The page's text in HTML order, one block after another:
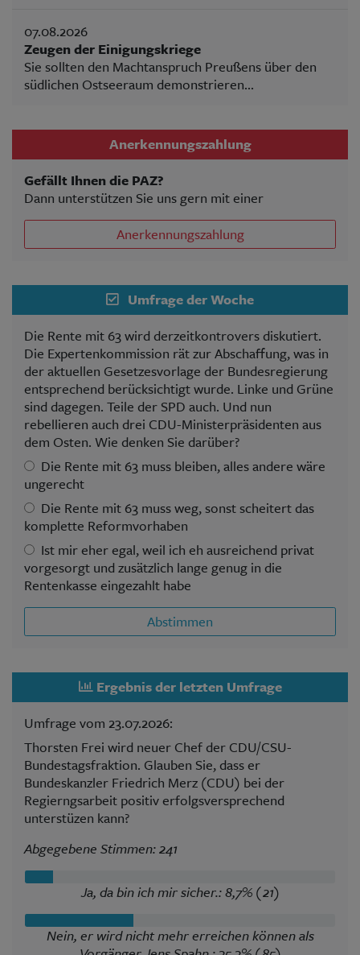
07.08.2026
Zeugen der Einigungskriege
Sie sollten den Machtanspruch Preußens über den
südlichen Ostseeraum demonstrieren...
Anerkennungszahlung
Gefällt Ihnen die PAZ?
Dann unterstützen Sie uns gern mit einer
Anerkennungszahlung
Umfrage der Woche
Die Rente mit 63 wird derzeitkontrovers diskutiert.
Die Expertenkommission rät zur Abschaffung, was in
der aktuellen Gesetzesvorlage der Bundesregierung
entsprechend berücksichtigt wurde. Linke und Grüne
sind dagegen. Teile der SPD auch. Und nun
rebellieren auch drei CDU-Ministerpräsidenten aus
dem Osten. Wie denken Sie darüber?
Die Rente mit 63 muss bleiben, alles andere wäre
ungerecht
Die Rente mit 63 muss weg, sonst scheitert das
komplette Reformvorhaben
Ist mir eher egal, weil ich eh ausreichend privat
vorgesorgt und zusätzlich lange genug in die
Rentenkasse eingezahlt habe
Abstimmen
Ergebnis der letzten Umfrage
Umfrage vom 23.07.2026:
Thorsten Frei wird neuer Chef der CDU/CSU-
Bundestagsfraktion. Glauben Sie, dass er
Bundeskanzler Friedrich Merz (CDU) bei der
Regierngsarbeit positiv erfolgsversprechend
unterstüzen kann?
Abgegebene Stimmen: 241
Ja, da bin ich mir sicher.: 8,7% (21)
Nein, er wird nicht mehr erreichen können als